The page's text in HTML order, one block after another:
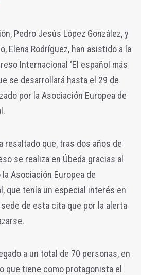
Pedro Jesús López González, y
Elena Rodríguez, han asistido a la
Internacional ‘El español más
se desarrollará hasta el 29 de
por la Asociación Europea de
resaltado que, tras dos años de
se realiza en Úbeda gracias al
Asociación Europea de
que tenía un especial interés en
de esta cita que por la alerta
a un total de 70 personas, en
que tiene como protagonista el